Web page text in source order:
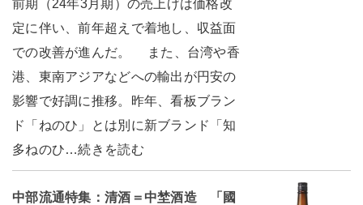
前期（24年3月期）の売上げは価格改
定に伴い、前年超えで着地し、収益面
での改善が進んだ。 また、台湾や香
港、東南アジアなどへの輸出が円安の
影響で好調に推移。昨年、看板ブラン
ド「ねのひ」とは別に新ブランド「知
多ねのひ…続きを読む
中部流通特集：清酒＝中埜酒造 「國